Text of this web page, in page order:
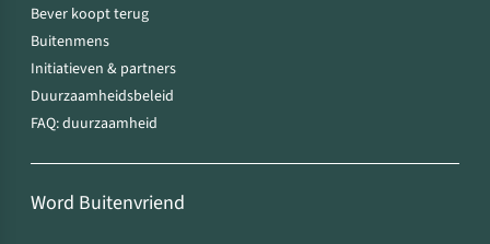
Bever koopt terug
Buitenmens
Initiatieven & partners
Duurzaamheidsbeleid
FAQ: duurzaamheid
Word Buitenvriend